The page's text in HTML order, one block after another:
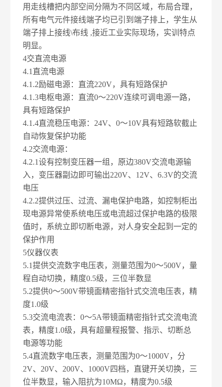
用走线槽把内部空间分隔为不同区域，布局合理，
所有电气元件接线端子均已引到端子排上，学生从
端子排上接线\布线 ,接近工业实际现场，实训特点
明显。
4交直流电源
4.1 直流电源
4.1.2励磁电源：直流220V，具有短路保护
4.1.3电枢电源：直流0～220V连续可调电源一路，
具有短路保护
4.1.4直流稳压电源：24V、0～10V具有短路软截止
自动恢复保护功能
4.2交流电源：
4.2.1设有控制变压器一组，原边380V交流电源输
入，变压器副边即可输出220V、12V、6.3V的交流
电压
4.2.2提供过压、过流、漏电保护电路，如控制柜出
现电源异常使系统电压或电流超过保护电路的极限
值时，系统立即切断电源，对人身安全起到一定的
保护作用
5仪器仪表
5.1提供交流数字电压表，测量范围为0～500V，量
程自动切换，精度0.5级，三位半数显
5.2提供0～500V带镜面精密指针式交流电压表，精
度1.0级
5.3交流电流表：0～5A带镜面精密指针式交流电流
表，精度1.0级，具有超量程报警、指示、切断总
电源等功能
5.4直流数字电压表，测量范围为0～1000V，分
2V、20V、200V、1000V四档，直键开关切换，三
位半数显，输入阻抗为10MΩ，精度为0.5级